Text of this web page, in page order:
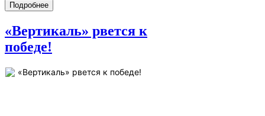
Подробнее
«Вертикаль» рвется к
победе!
«Вертикаль» рвется к победе!